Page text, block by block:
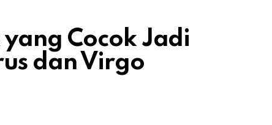
Cocok Jadi
dan Virgo